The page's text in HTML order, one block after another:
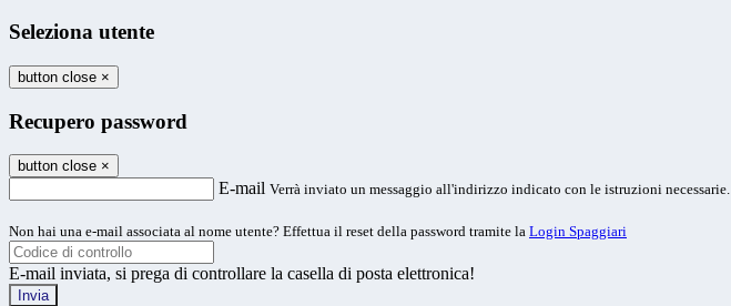
Seleziona utente
button close ×
Recupero password
button close ×
E-mail Verrà inviato un messaggio all'indirizzo indicato con le istruzioni necessarie.
Non hai una e-mail associata al nome utente? Effettua il reset della password tramite la Login Spaggiari
E-mail inviata, si prega di controllare la casella di posta elettronica!